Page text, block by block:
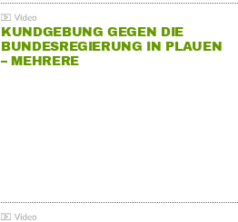
KUNDGEBUNG GEGEN DIE
BUNDESREGIERUNG IN PLAUEN
– MEHRERE